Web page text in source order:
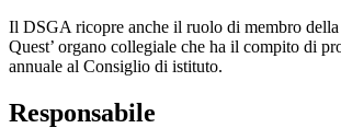
Il DSGA ricopre anche il ruolo di membro della
Quest’ organo collegiale che ha il compito di
annuale al Consiglio di istituto.
Responsabile